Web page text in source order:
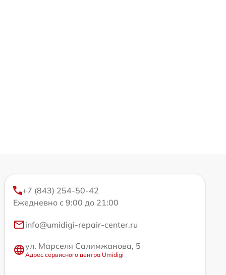
+7 (843) 254-50-42
Ежедневно с 9:00 до 21:00
info@umidigi-repair-center.ru
ул. Марселя Салимжанова, 5
Адрес сервисного центра Umidigi